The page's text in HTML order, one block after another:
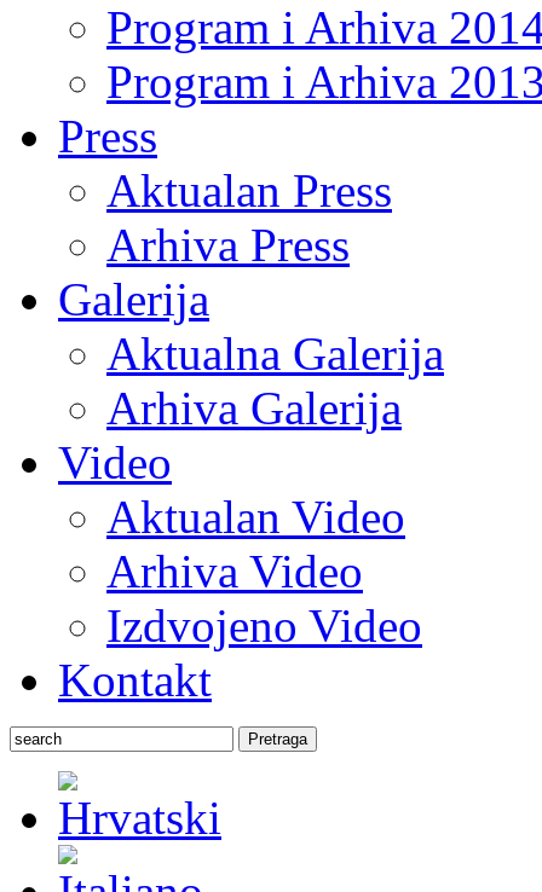
Program i Arhiva
Program i Arhiva
Press
Aktualan Press
Arhiva Press
Galerija
Aktualna Galerija
Arhiva Galerija
Video
Aktualan Video
Arhiva Video
Izdvojeno Video
Kontakt
Pretraga